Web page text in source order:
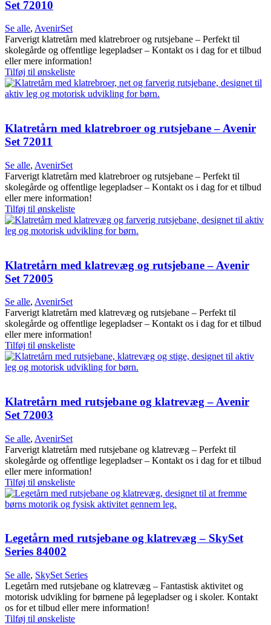
Set 72010
Se alle, AvenirSet
Farverigt klatretårn med klatrebroer og rutsjebane – Perfekt til
skolegårde og offentlige legepladser – Kontakt os i dag for et tilbud
eller mere information!
Tilføj til ønskeliste
Klatretårn med klatrebroer og rutsjebane – Avenir
Set 72011
Se alle, AvenirSet
Farverigt klatretårn med klatrebroer og rutsjebane – Perfekt til
skolegårde og offentlige legepladser – Kontakt os i dag for et tilbud
eller mere information!
Tilføj til ønskeliste
Klatretårn med klatrevæg og rutsjebane – Avenir
Set 72005
Se alle, AvenirSet
Farverigt klatretårn med klatrevæg og rutsjebane – Perfekt til
skolegårde og offentlige legepladser – Kontakt os i dag for et tilbud
eller mere information!
Tilføj til ønskeliste
Klatretårn med rutsjebane og klatrevæg – Avenir
Set 72003
Se alle, AvenirSet
Farverigt klatretårn med rutsjebane og klatrevæg – Perfekt til
skolegårde og offentlige legepladser – Kontakt os i dag for et tilbud
eller mere information!
Tilføj til ønskeliste
Legetårn med rutsjebane og klatrevæg – SkySet
Series 84002
Se alle, SkySet Series
Legetårn med rutsjebane og klatrevæg – Fantastisk aktivitet og
motorisk udvikling for børnene på legepladser og i skoler. Kontakt
os for et tilbud eller mere information!
Tilføj til ønskeliste